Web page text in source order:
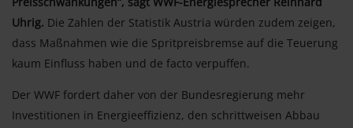
Uhrig. Die Zahlen der Statistik Austria würden zudem zeigen,
dass Maßnahmen wie die Spritpreisbremse auf die Teuerung
kaum Einfluss haben und de facto verpuffen.
Der WWF fordert daher von der Bundesregierung mehr
Investitionen in Energieeffizienz, den schrittweisen Abbau